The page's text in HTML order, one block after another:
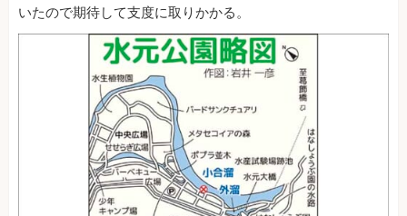
いたので期待して支度に取りかかる。